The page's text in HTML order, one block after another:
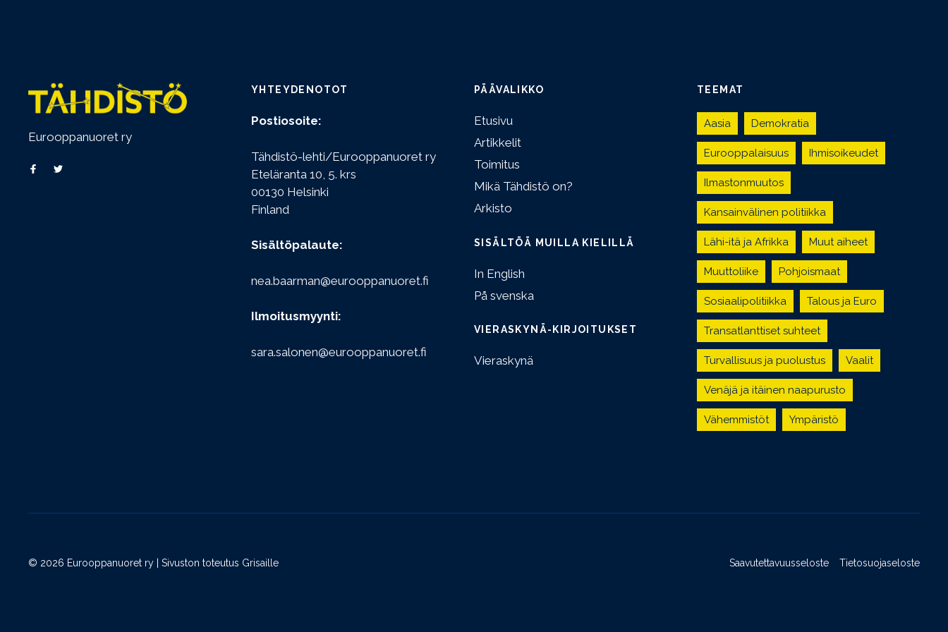
Eurooppanuoret ry
YHTEYDENOTOT
Postiosoite:
Tähdistö-lehti/Eurooppanuoret ry
Eteläranta 10, 5. krs
00130 Helsinki
Finland
Sisältöpalaute:
nea.baarman@eurooppanuoret.fi
Ilmoitusmyynti:
sara.salonen@eurooppanuoret.fi
PÄÄVALIKKO
Etusivu
Artikkelit
Toimitus
Mikä Tähdistö on?
Arkisto
SISÄLTÖÄ MUILLA KIELILLÄ
In English
På svenska
VIERASKYNÄ-KIRJOITUKSET
Vieraskynä
TEEMAT
Aasia Demokratia
Eurooppalaisuus Ihmisoikeudet
Ilmastonmuutos
Kansainvälinen politiikka
Lähi-itä ja Afrikka Muut aiheet
Muuttoliike Pohjoismaat
Sosiaalipolitiikka Talous ja Euro
Transatlanttiset suhteet
Turvallisuus ja puolustus Vaalit
Venäjä ja itäinen naapurusto
Vähemmistöt Ympäristö
© 2026 Eurooppanuoret ry | Sivuston toteutus Grisaille Saavutettavuusseloste Tietosuojaseloste